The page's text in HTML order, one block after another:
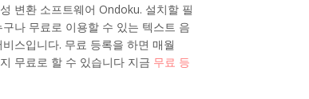
변환 소프트웨어 Ondoku. 설치할 필
구나 무료로 이용할 수 있는 텍스트 음
스입니다. 무료 등록을 하면 매월
무료로 할 수 있습니다 지금 무료 등